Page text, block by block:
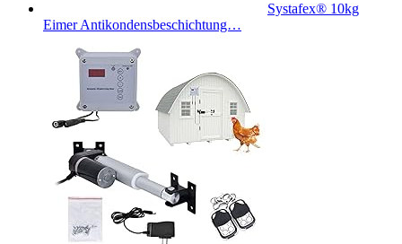
Systafex® 10kg
Eimer Antikondensbeschichtung…